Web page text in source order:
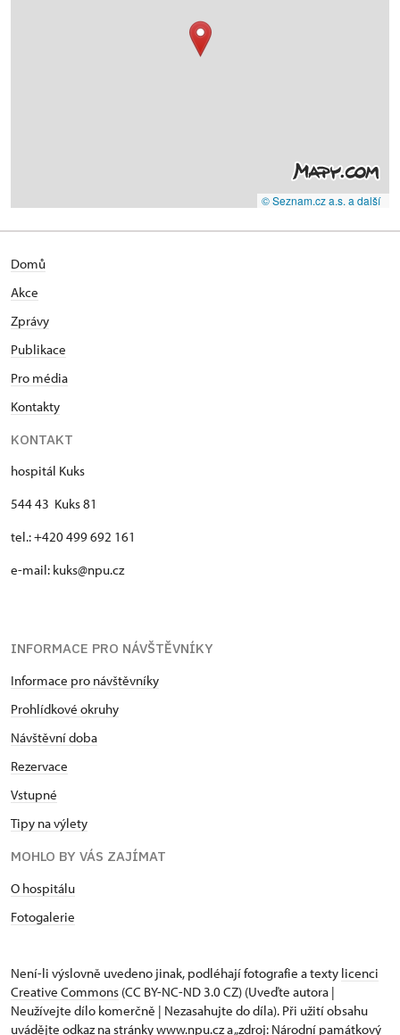
© Seznam.cz a.s. a další
Domů
Akce
Zprávy
Publikace
Pro média
Kontakty
KONTAKT
hospitál Kuks
544 43 Kuks 81
tel.: +420 499 692 161
e-mail: kuks@npu.cz
INFORMACE PRO NÁVŠTĚVNÍKY
Informace pro návštěvníky
Prohlídkové okruhy
Návštěvní doba
Rezervace
Vstupné
Tipy na výlety
MOHLO BY VÁS ZAJÍMAT
O hospitálu
Fotogalerie
Není-li výslovně uvedeno jinak, podléhají fotografie a texty licenci
Creative Commons (CC BY-NC-ND 3.0 CZ) (Uveďte autora |
Neužívejte dílo komerčně | Nezasahujte do díla). Při užití obsahu
uvádějte odkaz na stránky www.npu.cz a „zdroj: Národní památkový